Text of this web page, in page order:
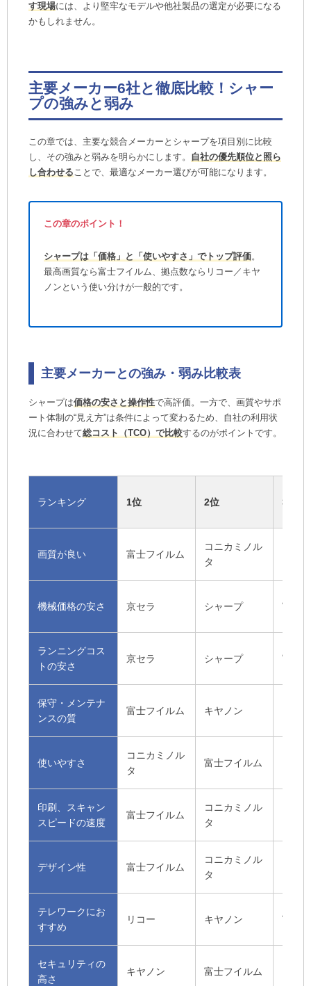
す現場には、より堅牢なモデルや他社製品の選定が必要になる
かもしれません。
主要メーカー6社と徹底比較！シャー
プの強みと弱み
この章では、主要な競合メーカーとシャープを項目別に比較
し、その強みと弱みを明らかにします。 自社の優先順位と照ら
し合わせることで、最適なメーカー選びが可能になります。
この章のポイント！
シャープは「価格」と「使いやすさ」でトップ評価。
最高画質なら富士フイルム、拠点数ならリコー／キヤ
ノンという使い分けが一般的です。
主要メーカーとの強み・弱み比較表
シャープは価格の安さと操作性で高評価。一方で、画質やサポ
ート体制の“見え方”は条件によって変わるため、自社の利用状
況に合わせて総コスト（TCO）で比較するのがポイントです。
ランキング 1位 2位 3位
画質が良い 富士フイルム
コニカミノル
タ
機械価格の安さ 京セラ シャープ 富士
ランニングコス
トの安さ
京セラ シャープ 富士
保守・メンテナ
ンスの質
富士フイルム キヤノン
使いやすさ
コニカミノル
タ
富士フイルム
印刷、スキャン
スピードの速度
富士フイルム
コニカミノル
タ
デザイン性 富士フイルム
コニカミノル
タ
テレワークにお
すすめ
リコー キヤノン 富士
セキュリティの
高さ
キヤノン 富士フイルム